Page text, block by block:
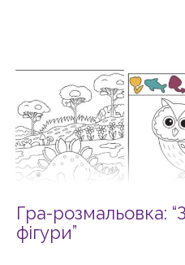
Гра-розмальовка:
фігури”